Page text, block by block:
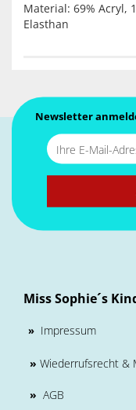
Material: 69% Acryl,
Elasthan
Newsletter
Miss Sophie´s
» Impressum
» Wiederrufsrecht &
» AGB